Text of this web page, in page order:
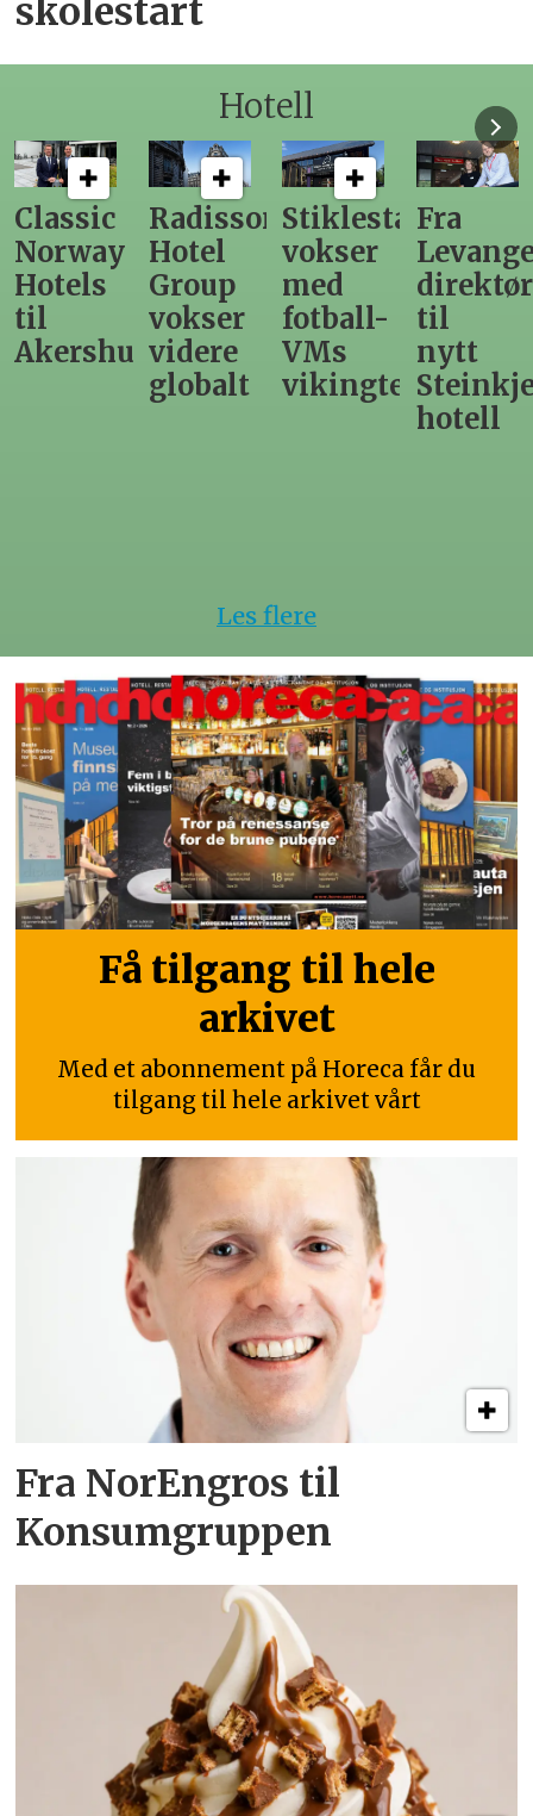
skolestart
Hotell
Radisson
Hotel
Group
vokser
videre
Stiklestad
vokser
med
fotball-
VMs
vikingtematikk
Fra
Levanger-
direktør
til
nytt
Steinkjer-
SSB:
Ny
juni-
rekord
for
Les flere
Få tilgang til hele
arkivet
Med et abonnement på Horeca får du
tilgang til hele arkivet vårt
Fra NorEngros til
Konsumgruppen